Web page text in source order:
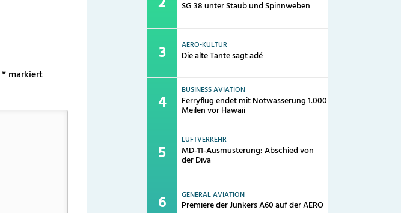
*markiert
SG 38 unter Staub und Spinnweben
AERO-KULTUR
Die alte Tante sagt adé
BUSINESS AVIATION
Ferryflug endet mit Notwasserung 1.000
Meilen vor Hawaii
LUFTVERKEHR
MD-11-Ausmusterung: Abschied von
der Diva
GENERAL AVIATION
Premiere der Junkers A60 auf der AERO